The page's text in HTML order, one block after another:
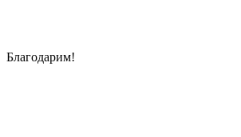
Благодарим!